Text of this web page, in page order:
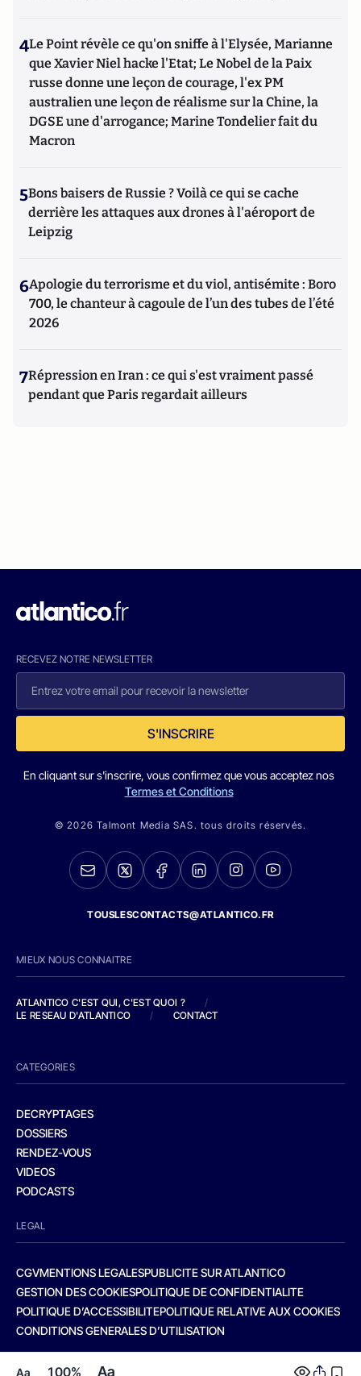
Aa 100% Aa
4Le Point révèle ce qu'on sniffe à l'Elysée, Marianne
que Xavier Niel hacke l'Etat; Le Nobel de la Paix
russe donne une leçon de courage, l'ex PM
australien une leçon de réalisme sur la Chine, la
DGSE une d'arrogance; Marine Tondelier fait du
Macron
5Bons baisers de Russie ? Voilà ce qui se cache
derrière les attaques aux drones à l'aéroport de
Leipzig
6Apologie du terrorisme et du viol, antisémite : Boro
700, le chanteur à cagoule de l’un des tubes de l’été
2026
7Répression en Iran : ce qui s'est vraiment passé
pendant que Paris regardait ailleurs
RECEVEZ NOTRE NEWSLETTER
S'INSCRIRE
En cliquant sur s'inscrire, vous confirmez que vous acceptez nos
Termes et Conditions
© 2026 Talmont Media SAS. tous droits réservés.
TOUSLESCONTACTS@ATLANTICO.FR
MIEUX NOUS CONNAITRE
ATLANTICO C'EST QUI, C'EST QUOI ?
/
LE RESEAU D'ATLANTICO
/ CONTACT
CATEGORIES
DECRYPTAGES
DOSSIERS
RENDEZ-VOUS
VIDEOS
PODCASTS
LEGAL
CGVMENTIONS LEGALESPUBLICITE SUR ATLANTICO
GESTION DES COOKIESPOLITIQUE DE CONFIDENTIALITE
POLITIQUE D’ACCESSIBILITEPOLITIQUE RELATIVE AUX COOKIES
CONDITIONS GENERALES D’UTILISATION